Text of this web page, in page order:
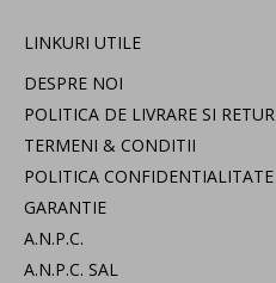
LINKURI UTILE
DESPRE NOI
POLITICA DE LIVRARE SI RETUR
TERMENI & CONDITII
POLITICA CONFIDENTIALITATE
GARANTIE
A.N.P.C.
A.N.P.C. SAL